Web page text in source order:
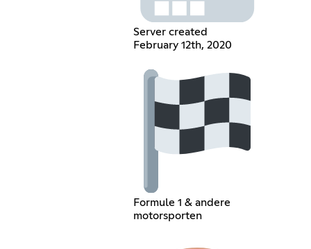
Server created
February 12th, 2020
Formule 1 & andere
motorsporten